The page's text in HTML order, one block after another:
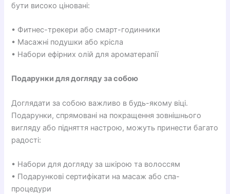
бути високо ціновані:
• Фитнес-трекери або смарт-годинники
• Масажні подушки або крісла
• Набори ефірних олій для ароматерапії
Подарунки для догляду за собою
Доглядати за собою важливо в будь-якому віці.
Подарунки, спрямовані на покращення зовнішнього
вигляду або підняття настрою, можуть принести багато
радості:
• Набори для догляду за шкірою та волоссям
• Подарункові сертифікати на масаж або спа-
процедури